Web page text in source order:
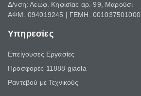
Δ/νση: Λεωφ. Κηφισίας αρ. 99, Μαρούσι
ΑΦΜ: 094019245 | ΓΕΜΗ: 001037501000
Υπηρεσίες
Επείγουσες Εργασίες
Προσφορές 11888 giaola
Ραντεβού με Τεχνικούς